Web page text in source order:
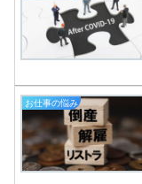
お仕事の悩み